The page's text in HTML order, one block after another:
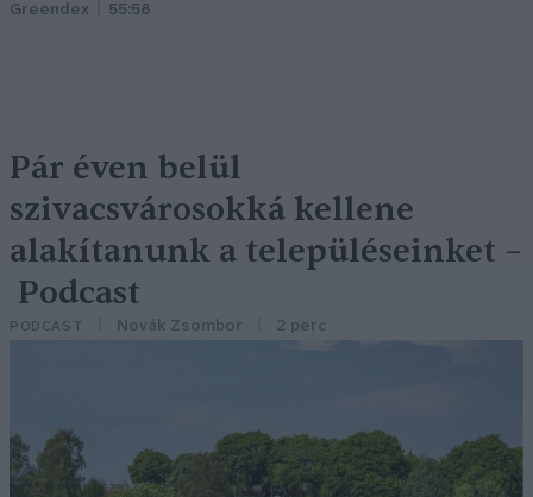
Greendex 55:58
Pár éven belül
szivacsvárosokká kellene
alakítanunk a településeinket –
Podcast
PODCAST Novák Zsombor 2 perc